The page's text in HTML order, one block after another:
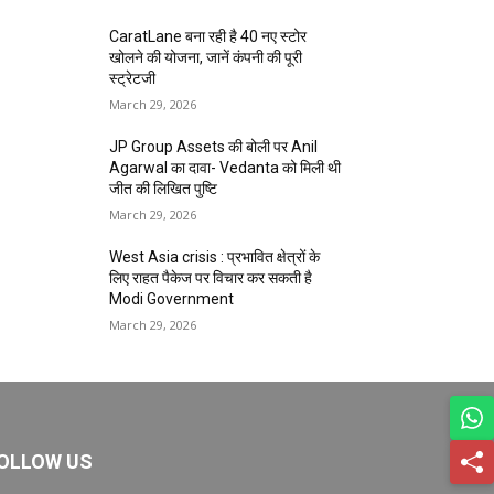
CaratLane बना रही है 40 नए स्टोर
खोलने की योजना, जानें कंपनी की पूरी
स्ट्रेटजी
March 29, 2026
JP Group Assets की बोली पर Anil
Agarwal का दावा- Vedanta को मिली थी
जीत की लिखित पुष्टि
March 29, 2026
West Asia crisis : प्रभावित क्षेत्रों के
लिए राहत पैकेज पर विचार कर सकती है
Modi Government
March 29, 2026
US